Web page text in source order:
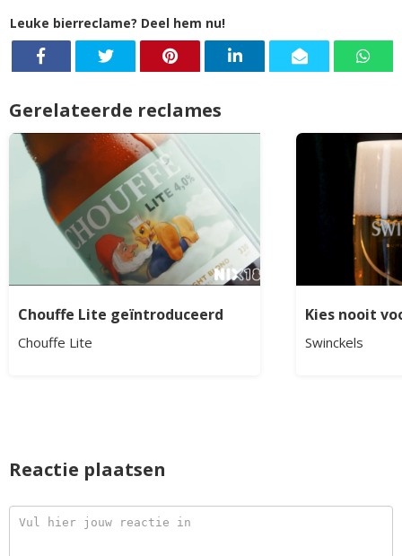
Leuke bierreclame? Deel hem nu!
Gerelateerde reclames
Chouffe Lite geïntroduceerd
Chouffe Lite
Kies nooit
Swinckels
Reactie plaatsen